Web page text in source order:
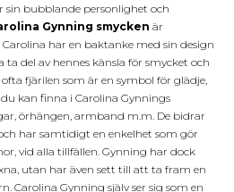
sin bubblande personlighet och
Gynning smycken är
har en baktanke med sin design
del av hennes känsla för smycket och
fjärilen som är en symbol för glädje,
du kan finna i Carolina Gynnings
örhängen, armband m.m. De bidrar
har samtidigt en enkelhet som gör
vid alla tillfällen. Gynning har dock
utan har även sett till att ta fram en
Carolina Gynning själv ser sig som en